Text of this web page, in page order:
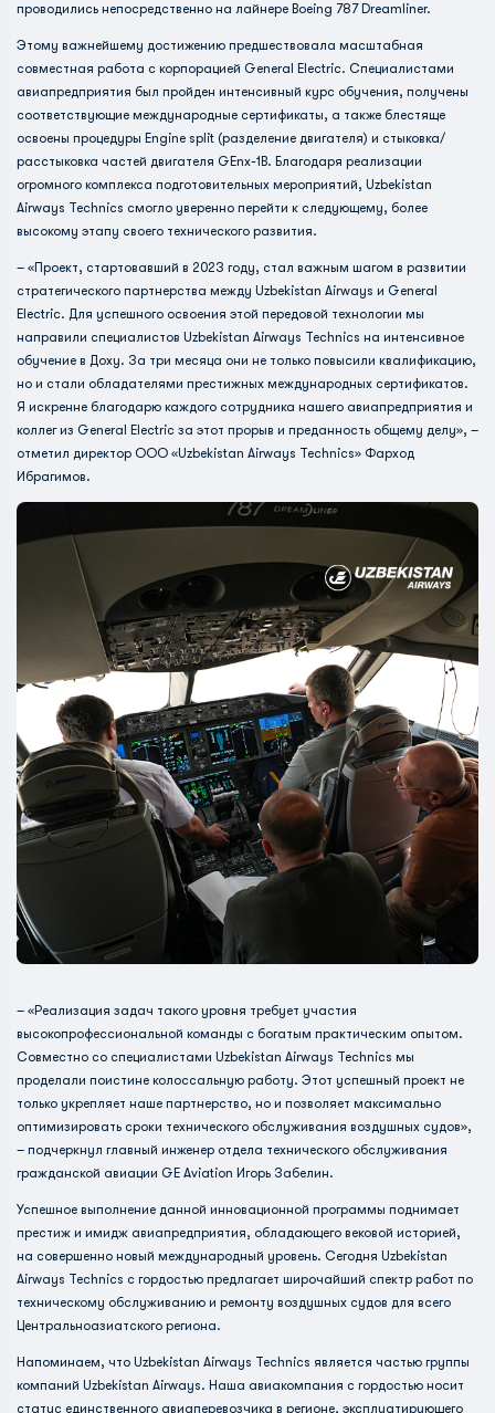
проводились непосредственно на лайнере Boeing 787 Dreamliner.
Этому важнейшему достижению предшествовала масштабная
совместная работа с корпорацией General Electric. Специалистами
авиапредприятия был пройден интенсивный курс обучения, получены
соответствующие международные сертификаты, а также блестяще
освоены процедуры Engine split (разделение двигателя) и стыковка/
расстыковка частей двигателя GEnx-1B. Благодаря реализации
огромного комплекса подготовительных мероприятий, Uzbekistan
Airways Technics смогло уверенно перейти к следующему, более
высокому этапу своего технического развития.
– «Проект, стартовавший в 2023 году, стал важным шагом в развитии
стратегического партнерства между Uzbekistan Airways и General
Electric. Для успешного освоения этой передовой технологии мы
направили специалистов Uzbekistan Airways Technics на интенсивное
обучение в Доху. За три месяца они не только повысили квалификацию,
но и стали обладателями престижных международных сертификатов.
Я искренне благодарю каждого сотрудника нашего авиапредприятия и
коллег из General Electric за этот прорыв и преданность общему делу», –
отметил директор ООО «Uzbekistan Airways Technics» Фарход
Ибрагимов.
– «Реализация задач такого уровня требует участия
высокопрофессиональной команды с богатым практическим опытом.
Совместно со специалистами Uzbekistan Airways Technics мы
проделали поистине колоссальную работу. Этот успешный проект не
только укрепляет наше партнерство, но и позволяет максимально
оптимизировать сроки технического обслуживания воздушных судов»,
– подчеркнул главный инженер отдела технического обслуживания
гражданской авиации GE Aviation Игорь Забелин.
Успешное выполнение данной инновационной программы поднимает
престиж и имидж авиапредприятия, обладающего вековой историей,
на совершенно новый международный уровень. Сегодня Uzbekistan
Airways Technics с гордостью предлагает широчайший спектр работ по
техническому обслуживанию и ремонту воздушных судов для всего
Центральноазиатского региона.
Напоминаем, что Uzbekistan Airways Technics является частью группы
компаний Uzbekistan Airways. Наша авиакомпания с гордостью носит
статус единственного авиаперевозчика в регионе, эксплуатирующего